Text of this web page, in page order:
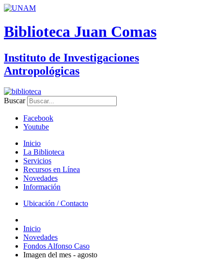
Biblioteca Juan Comas
Instituto de Investigaciones
Antropológicas
Buscar
Facebook
Youtube
Inicio
La Biblioteca
Servicios
Recursos en Línea
Novedades
Información
Ubicación / Contacto
Inicio
Novedades
Fondos Alfonso Caso
Imagen del mes - agosto